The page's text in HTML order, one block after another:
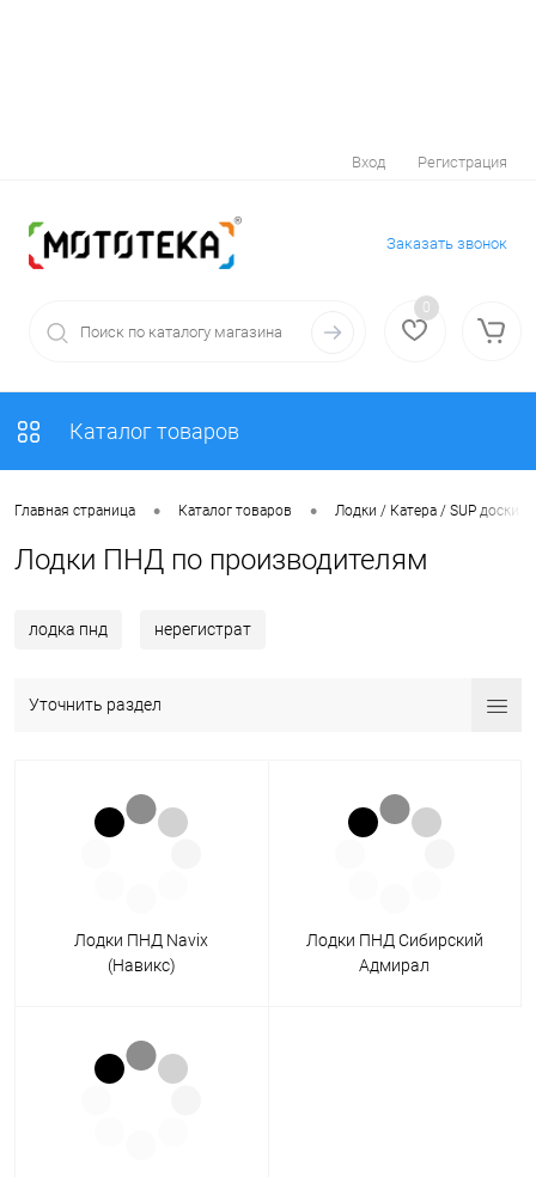
Вход Регистрация
Заказать звонок
0
Каталог товаров
Главная страница • Каталог товаров • Лодки / Катера / SUP доски
Лодки ПНД по производителям
лодка пнд нерегистрат
Уточнить раздел
Лодки ПНД Navix
(Навикс)
Лодки ПНД Сибирский
Адмирал